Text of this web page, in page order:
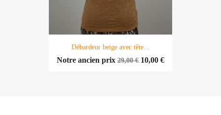
Débardeur beige avec tête...
Notre ancien prix 29,00 € 10,00 €